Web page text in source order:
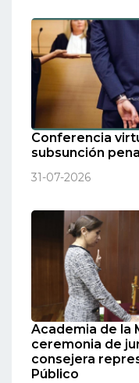
Conferencia
subsunción
31-07-2026
Academia de la
ceremonia de
consejera
Público